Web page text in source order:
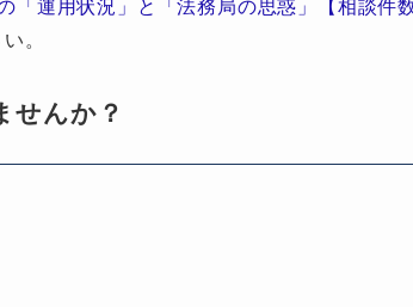
「運用状況」と「法務局の思惑」【相談件
。
せんか？